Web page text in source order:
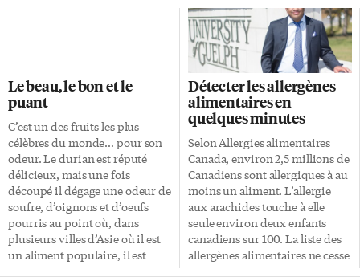
capacité des missiles nucléaires
nord-coréens à atteindre les
États-Unis, ils pourraient très
certainement atteindre la Corée
du Sud ou le Japon. C’est ce qui
risque de se passer si les […]
Toronto est une très grande
ville. Certains lecteurs se
rappelleront que, dans les
années 1990, l’ancien premier
ministre Jean Chrétien a
prononcé cette phrase devenue
depuis légendaire: «Le Canada
est le plus meilleur pays du
monde.» Le Canada est sans
doute un des meilleurs pays du
[…]
Le beau, le bon et le
puant
C’est un des fruits les plus
célèbres du monde… pour son
odeur. Le durian est réputé
délicieux, mais une fois
découpé il dégage une odeur de
soufre, d’oignons et d’oeufs
pourris au point où, dans
plusieurs villes d’Asie où il est
un aliment populaire, il est
Détecter les allergènes
alimentaires en
quelques minutes
Selon Allergies alimentaires
Canada, environ 2,5 millions de
Canadiens sont allergiques à au
moins un aliment. L’allergie
aux arachides touche à elle
seule environ deux enfants
canadiens sur 100. La liste des
allergènes alimentaires ne cesse